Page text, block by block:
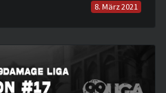
8. März 2021